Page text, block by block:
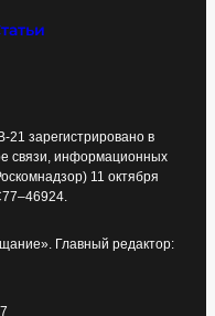
21 зарегистрировано в
связи, информационных
11 октября
Главный редактор: